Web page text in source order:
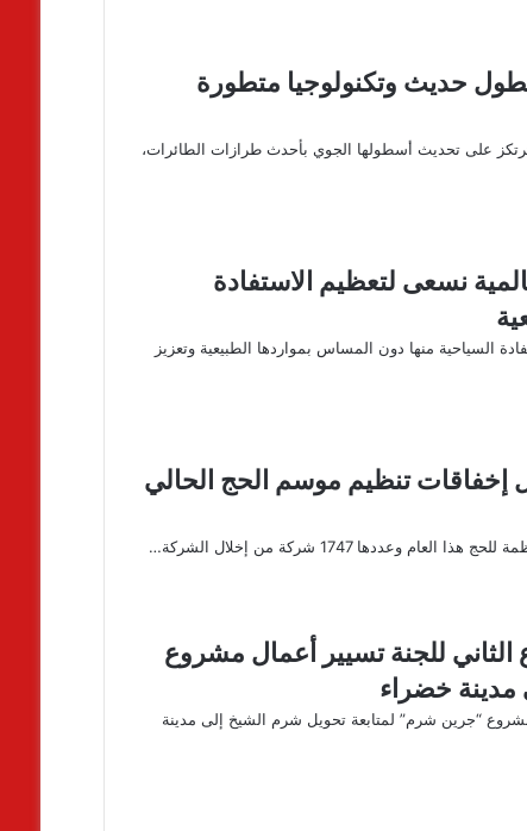
حديث وتكنولوجيا متطورة
على تحديث أسطولها الجوي بأحدث طرازات الطائرات،
نسعى لتعظيم الاستفادة
السياحية منها دون المساس بمواردها الطبيعية وتعزيز
تنظيم موسم الحج الحالي
1747 شركة من إخلال الشركة…
الثاني للجنة تسيير أعمال مشروع
مدينة خضراء
مشروع “جرين شرم” لمتابعة تحويل شرم الشيخ إلى مدينة